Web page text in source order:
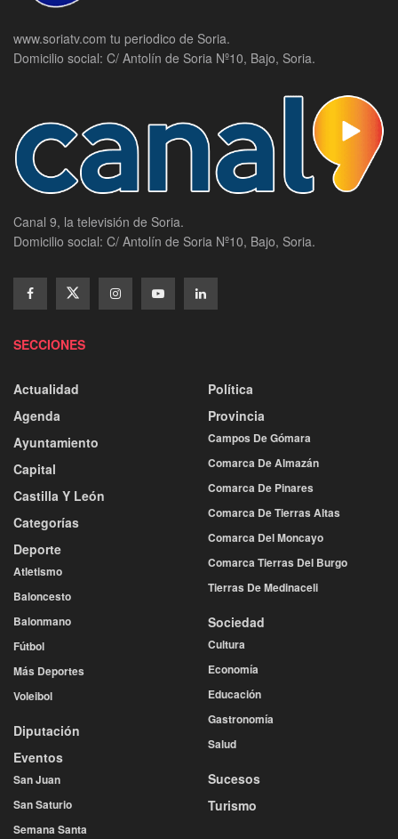
www.soriatv.com tu periodico de Soria.
Domicilio social: C/ Antolín de Soria Nº10, Bajo, Soria.
Canal 9, la televisión de Soria.
Domicilio social: C/ Antolín de Soria Nº10, Bajo, Soria.
SECCIONES
Actualidad
Agenda
Ayuntamiento
Capital
Castilla Y León
Categorías
Deporte
Atletismo
Baloncesto
Balonmano
Fútbol
Más Deportes
Voleibol
Diputación
Eventos
San Juan
San Saturio
Semana Santa
Política
Provincia
Campos De Gómara
Comarca De Almazán
Comarca De Pinares
Comarca De Tierras Altas
Comarca Del Moncayo
Comarca Tierras Del Burgo
Tierras De Medinaceli
Sociedad
Cultura
Economía
Educación
Gastronomía
Salud
Sucesos
Turismo